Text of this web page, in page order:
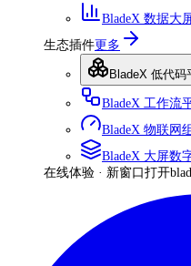
BladeX 数据大
生态插件更多
BladeX 低代码
BladeX 工作流
BladeX 物联网
BladeX 大屏数
在线体验 · 新窗口打开